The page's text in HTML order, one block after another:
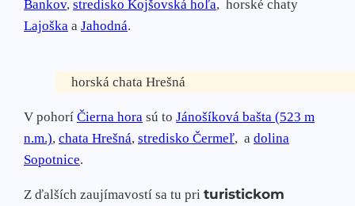
Bankov, stredisko Kojšovská hoľa, horské chaty
Lajoška a Jahodná.
horská chata Hrešná
V pohorí Čierna hora sú to Jánošíková bašta (523 m
n.m.), chata Hrešná, stredisko Čermeľ, a dolina
Sopotnice.
Z ďalších zaujímavostí sa tu pri turistickom